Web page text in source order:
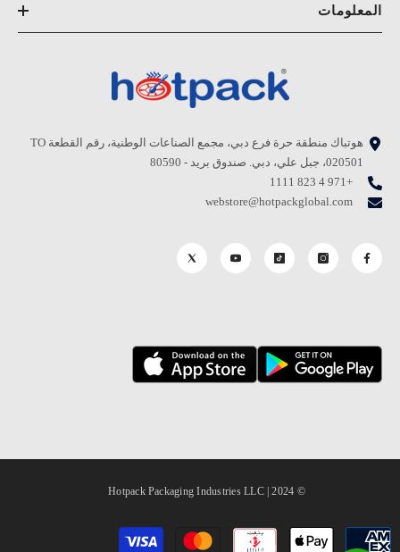
المعلومات
هوتباك منطقة حرة فرع دبي، مجمع الصناعات الوطنية، رقم القطعة TO
020501، جبل علي، دبي. صندوق بريد - 80590
+971 4 823 1111
webstore@hotpackglobal.com
© 2024 | Hotpack Packaging Industries LLC
طرق